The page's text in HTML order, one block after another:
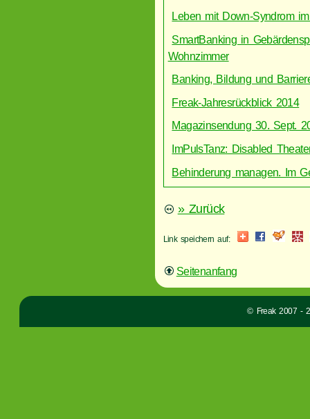
Leben mit Down-Syndrom
SmartBanking in
Wohnzimmer
Banking, Bildung und
Freak-Jahresrückblic​k 2014
Magazinsendung 30. Sept.
ImPulsTanz: Disabled
Behinderung managen. Im
» Zurück
Link speichern auf:
Seitenanfang
© Freak 2007 -